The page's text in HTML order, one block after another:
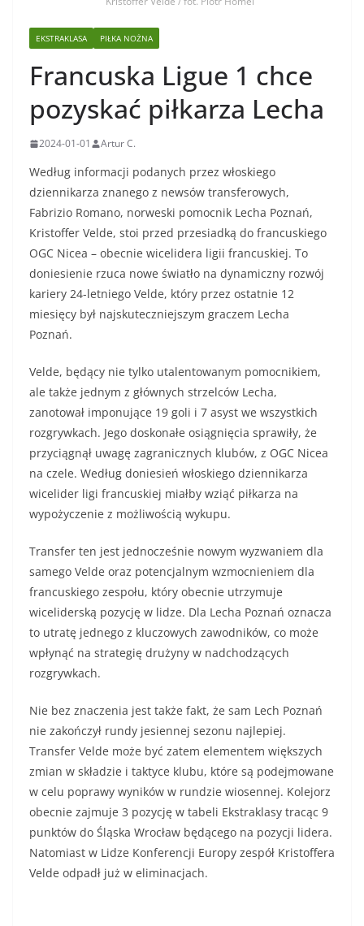
EKSTRAKLASA PIŁKA NOŻNA
Francuska Ligue 1 chce
pozyskać piłkarza Lecha
2024-01-01 Artur C.
Według informacji podanych przez włoskiego
dziennikarza znanego z newsów transferowych,
Fabrizio Romano, norweski pomocnik Lecha Poznań,
Kristoffer Velde, stoi przed przesiadką do francuskiego
OGC Nicea – obecnie wicelidera ligii francuskiej. To
doniesienie rzuca nowe światło na dynamiczny rozwój
kariery 24-letniego Velde, który przez ostatnie 12
miesięcy był najskuteczniejszym graczem Lecha
Poznań.
Velde, będący nie tylko utalentowanym pomocnikiem,
ale także jednym z głównych strzelców Lecha,
zanotował imponujące 19 goli i 7 asyst we wszystkich
rozgrywkach. Jego doskonałe osiągnięcia sprawiły, że
przyciągnął uwagę zagranicznych klubów, z OGC Nicea
na czele. Według doniesień włoskiego dziennikarza
wicelider ligi francuskiej miałby wziąć piłkarza na
wypożyczenie z możliwością wykupu.
Transfer ten jest jednocześnie nowym wyzwaniem dla
samego Velde oraz potencjalnym wzmocnieniem dla
francuskiego zespołu, który obecnie utrzymuje
wiceliderską pozycję w lidze. Dla Lecha Poznań oznacza
to utratę jednego z kluczowych zawodników, co może
wpłynąć na strategię drużyny w nadchodzących
rozgrywkach.
Nie bez znaczenia jest także fakt, że sam Lech Poznań
nie zakończył rundy jesiennej sezonu najlepiej.
Transfer Velde może być zatem elementem większych
zmian w składzie i taktyce klubu, które są podejmowane
w celu poprawy wyników w rundzie wiosennej. Kolejorz
obecnie zajmuje 3 pozycję w tabeli Ekstraklasy tracąc 9
punktów do Śląska Wrocław będącego na pozycji lidera.
Natomiast w Lidze Konferencji Europy zespół Kristoffera
Velde odpadł już w eliminacjach.